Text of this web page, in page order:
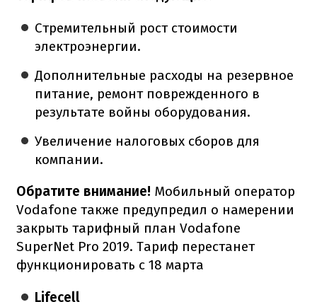
Стремительный рост стоимости
электроэнергии.
Дополнительные расходы на резервное
питание, ремонт поврежденного в
результате войны оборудования.
Увеличение налоговых сборов для
компании.
Обратите внимание! Мобильный оператор
Vodafone также предупредил о намерении
закрыть тарифный план Vodafone
SuperNet Pro 2019. Тариф перестанет
функционировать с 18 марта
Lifecell